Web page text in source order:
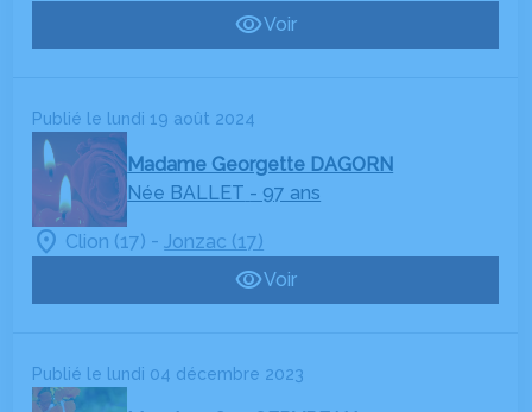
Voir
Publié le lundi 19 août 2024
Madame Georgette DAGORN
Née BALLET - 97 ans
Clion (17) -Jonzac (17)
Voir
Publié le lundi 04 décembre 2023